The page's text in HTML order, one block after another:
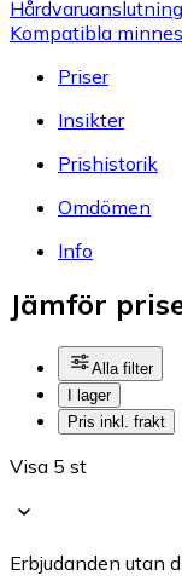
Kompatibla
Priser
Insikter
Prishistorik
Omdömen
Info
Jämför
Alla filter
I lager
Pris inkl. frakt
Visa 5 st
Erbjudanden utan